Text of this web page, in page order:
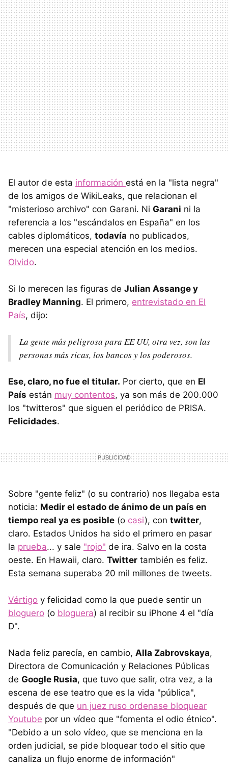
El autor de esta información está en la "lista negra"
de los amigos de WikiLeaks, que relacionan el
"misterioso archivo" con Garani. Ni Garani ni la
referencia a los "escándalos en España" en los
cables diplomáticos, todavía no publicados,
merecen una especial atención en los medios.
Olvido.
Si lo merecen las figuras de Julian Assange y
Bradley Manning. El primero, entrevistado en El
País, dijo:
La gente más peligrosa para EE UU, otra vez, son las
personas más ricas, los bancos y los poderosos.
Ese, claro, no fue el titular. Por cierto, que en El
País están muy contentos, ya son más de 200.000
los "twitteros" que siguen el periódico de PRISA.
Felicidades.
Sobre "gente feliz" (o su contrario) nos llegaba esta
noticia: Medir el estado de ánimo de un país en
tiempo real ya es posible (o casi), con twitter,
claro. Estados Unidos ha sido el primero en pasar
la prueba... y sale "rojo" de ira. Salvo en la costa
oeste. En Hawaii, claro. Twitter también es feliz.
Esta semana superaba 20 mil millones de tweets.
Vértigo y felicidad como la que puede sentir un
bloguero (o bloguera) al recibir su iPhone 4 el "día
D".
Nada feliz parecía, en cambio, Alla Zabrovskaya,
Directora de Comunicación y Relaciones Públicas
de Google Rusia, que tuvo que salir, otra vez, a la
escena de ese teatro que es la vida "pública",
después de que un juez ruso ordenase bloquear
Youtube por un vídeo que "fomenta el odio étnico".
"Debido a un solo vídeo, que se menciona en la
orden judicial, se pide bloquear todo el sitio que
canaliza un flujo enorme de información"